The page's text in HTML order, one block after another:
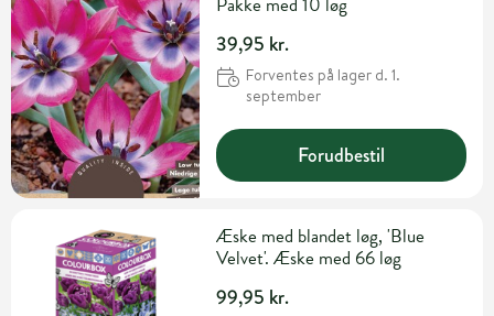
39,95 kr.
Forventes på lager d. 1.
september
Forudbestil
Æske med blandet løg, 'Blue
Velvet'. Æske med 66 løg
99,95 kr.